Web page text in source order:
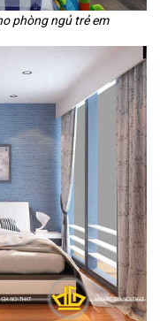
phòng ngủ trẻ em